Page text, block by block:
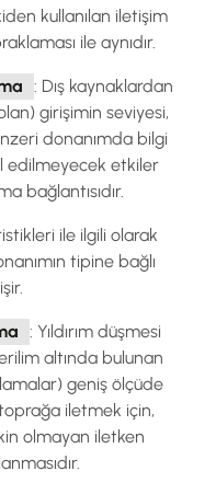
kullanılan iletişim
ile aynıdır.
: Dış kaynaklardan
girişimin seviyesi,
donanımda bilgi
edilmeyecek etkiler
bağlantısıdır.
ile ilgili olarak
tipine bağlı
: Yıldırım düşmesi
altında bulunan
geniş ölçüde
toprağa iletmek için,
olmayan iletken